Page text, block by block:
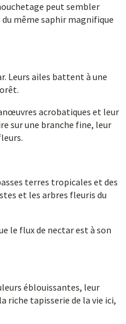
peut sembler
même saphir magnifique
Leurs ailes battent à une
acrobatiques et leur
sur une branche fine, leur
terres tropicales et des
et les arbres fleuris du
le flux de nectar est à son
éblouissantes, leur
tapisserie de la vie ici,